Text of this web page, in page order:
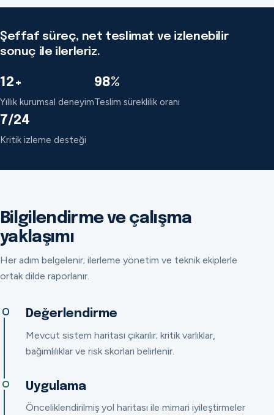
Şeffaf süreç, net teslimat ve izlenebilir
sonuç ile ilerleriz.
12+
Yıllık kurumsal deneyim
98%
Teslim süreklilik oranı
7/24
Kritik izleme desteği
Bilgilendirme ve çalışma
yaklaşımı
Her adım belgelenir; ilerleme yönetim ve teknik ekiplerle
ortak dilde raporlanır.
Değerlendirme
Mevcut sistem haritası çıkarılır; kritik varlıklar,
bağımlılıklar ve risk skorları belirlenir.
Uygulama
Önceliklendirilmiş yol haritası ile mimari iyileştirmeler